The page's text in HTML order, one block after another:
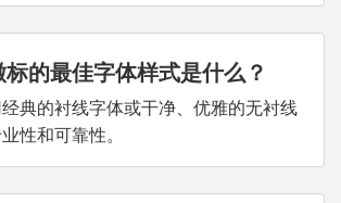
的最佳字体样式是什么？
典的衬线字体或干净、优雅的无衬线
性和可靠性。